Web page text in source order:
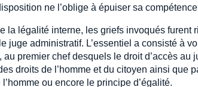
ne l’oblige à épuiser sa
la légalité interne, les griefs invoqués furent
juge administratif. L’essentiel a consisté à
au premier chef desquels le droit d’accès
droits de l’homme et du citoyen ainsi que
ou encore le principe d’égalité.